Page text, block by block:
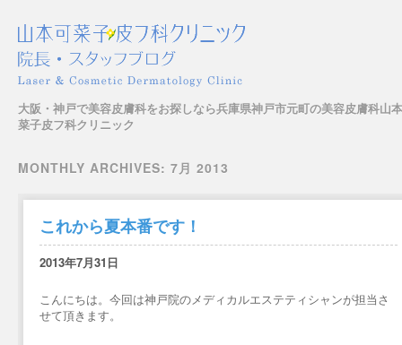
大阪・神戸で美容皮膚科をお探しなら兵庫県神戸市元町の美容皮膚科山
菜子皮フ科クリニック
MONTHLY ARCHIVES: 7月 2013
これから夏本番です！
2013年7月31日
こんにちは。今回は神戸院のメディカルエステティシャンが担当さ
せて頂きます。